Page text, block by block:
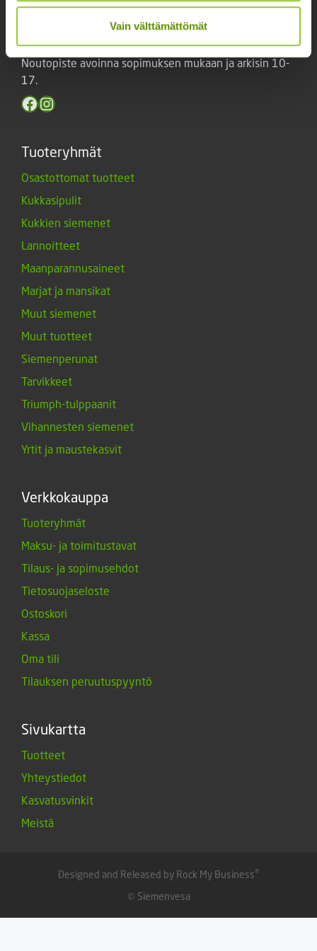
Vain välttämättömät
Keskuskatu 40, Aito kaupan yhteydessä. 38700
Noutopiste avoinna sopimuksen mukaan ja arkisin 10-
17.
Facebook
Instagram
Tuoteryhmät
Osastottomat tuotteet
Kukkasipulit
Kukkien siemenet
Lannoitteet
Maanparannusaineet
Marjat ja mansikat
Muut siemenet
Muut tuotteet
Siemenperunat
Tarvikkeet
Triumph-tulppaanit
Vihannesten siemenet
Yrtit ja maustekasvit
Verkkokauppa
Tuoteryhmät
Maksu- ja toimitustavat
Tilaus- ja sopimusehdot
Tietosuojaseloste
Ostoskori
Kassa
Oma tili
Tilauksen peruutuspyyntö
Sivukartta
Tuotteet
Yhteystiedot
Kasvatusvinkit
Meistä
Designed and Released by Rock My Business®
© Siemenvesa